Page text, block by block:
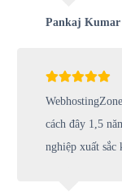
Pankaj Kumar
cách đây 1,5
nghiệp xuất sắc